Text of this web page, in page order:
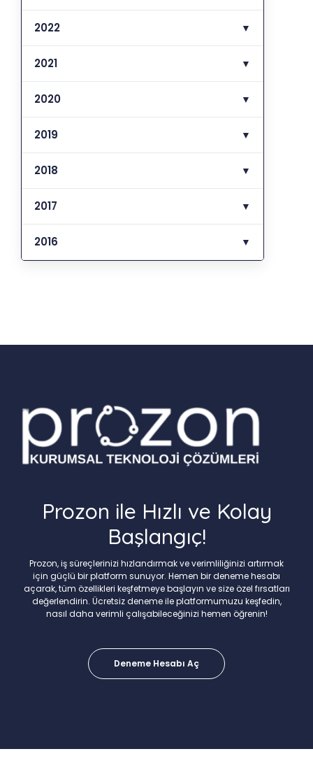
2022 ▼
2021 ▼
2020 ▼
2019 ▼
2018 ▼
2017 ▼
2016 ▼
Prozon ile Hızlı ve Kolay
Başlangıç!
Prozon, iş süreçlerinizi hızlandırmak ve verimliliğinizi artırmak
için güçlü bir platform sunuyor. Hemen bir deneme hesabı
açarak, tüm özellikleri keşfetmeye başlayın ve size özel fırsatları
değerlendirin. Ücretsiz deneme ile platformumuzu keşfedin,
nasıl daha verimli çalışabileceğinizi hemen öğrenin!
Deneme Hesabı Aç